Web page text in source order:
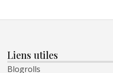
Liens utiles
Blogrolls